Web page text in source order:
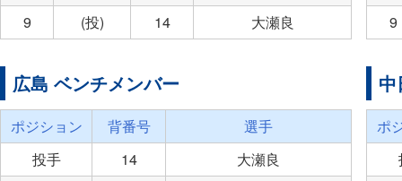
9
(投) 14 大瀬良
9
広島 ベンチメンバー
ポジション 背番号
選手
投手
14
大瀬良
ポ